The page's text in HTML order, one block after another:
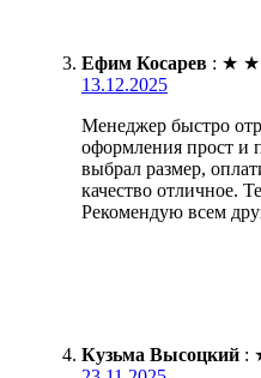
Ефим Косарев : ★ ★
13.12.2025
Менеджер быстро
оформления прост и
выбрал размер,
качество отличное.
Рекомендую всем
Кузьма Высоцкий :